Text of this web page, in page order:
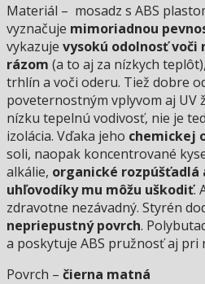
Materiál – mosadz s ABS
vyznačuje mimoriadnou
vykazuje vysokú odolnosť
rázom (a to aj za nízkych
trhlín a voči oderu. Tiež dobre
poveternostným vplyvom aj UV
nízku tepelnú vodivosť, nie je
izolácia. Vďaka jeho chemickej
soli, naopak koncentrované
alkálie, organické rozpúšťadlá
uhľovodíky mu môžu uškodiť.
zdravotne nezávadný. Styrén
nepriepustný povrch.
a poskytuje ABS pružnosť aj pri
Povrch – čierna matná